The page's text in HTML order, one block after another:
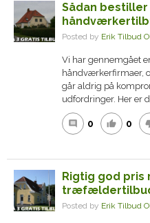
Sådan bestiller
Posted by Erik Tilbud
Vi har gennemgået
håndværkerfirmaer,
går aldrig på
udfordringer. Her er
comment 0 thumb_up 0
Rigtig god pris
Posted by Erik Tilbud